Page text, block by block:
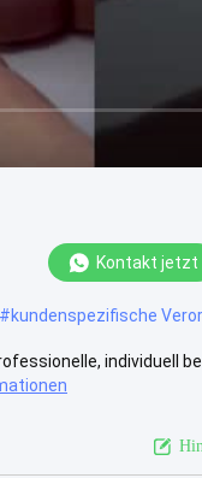
Kontakt jetzt
#kundenspezifische
individuell